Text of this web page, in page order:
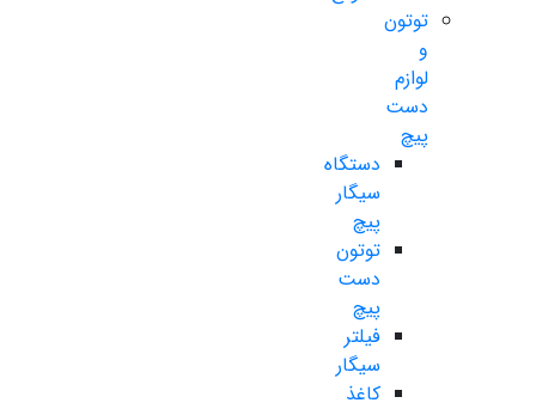
توتون
و
لوازم
دست
پیچ
دستگاه
سیگار
پیچ
توتون
دست
پیچ
فیلتر
سیگار
کاغذ